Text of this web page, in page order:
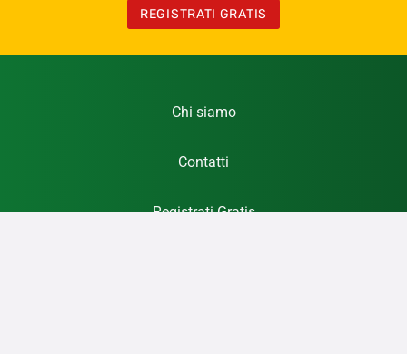
REGISTRATI GRATIS
Chi siamo
Contatti
Registrati Gratis